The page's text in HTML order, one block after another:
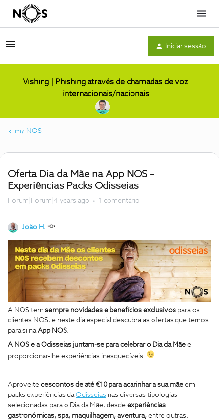
Menu
Iniciar sessão
Vishing | Phishing através de chamadas de voz
internacionais/nacionais
my NOS
Oferta Dia da Mãe na App NOS –
Experiências Packs Odisseias
Forum|Forum|4 years ago 1 comentário
João H.
A NOS tem sempre novidades e benefícios exclusivos para os
clientes NOS, e neste dia especial descubra as ofertas que temos
para si naApp NOS.
A NOS e a Odisseias juntam-se para celebrar o Dia da Mãe e
proporcionar-lhe experiências inesquecíveis.
Aproveite descontos de até €10 para acarinhar a sua mãe em
packs experiências daOdisseias nas diversas tipologias
selecionadas para o Dia da Mãe, desde experiências
gastronómicas, spa, maquilhagem, aventura, entre outras.